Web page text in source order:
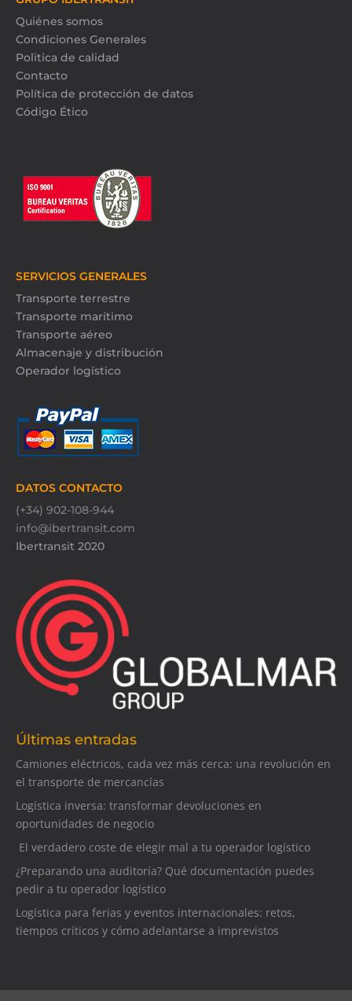
Quiénes somos
Condiciones Generales
Politica de calidad
Contacto
Política de protección de datos
Código Ético
SERVICIOS GENERALES
Transporte terrestre
Transporte marítimo
Transporte aéreo
Almacenaje y distribución
Operador logístico
DATOS CONTACTO
(+34) 902-108-944
info@ibertransit.com
Ibertransit 2020
Últimas entradas
Camiones eléctricos, cada vez más cerca: una revolución en
el transporte de mercancías
Logística inversa: transformar devoluciones en
oportunidades de negocio
El verdadero coste de elegir mal a tu operador logístico
¿Preparando una auditoría? Qué documentación puedes
pedir a tu operador logístico
Logística para ferias y eventos internacionales: retos,
tiempos críticos y cómo adelantarse a imprevistos